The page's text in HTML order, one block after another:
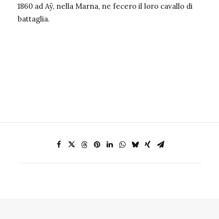
1860 ad Aÿ, nella Marna, ne fecero il loro cavallo di
battaglia.